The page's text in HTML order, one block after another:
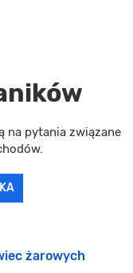
na pytania związane
żarowych